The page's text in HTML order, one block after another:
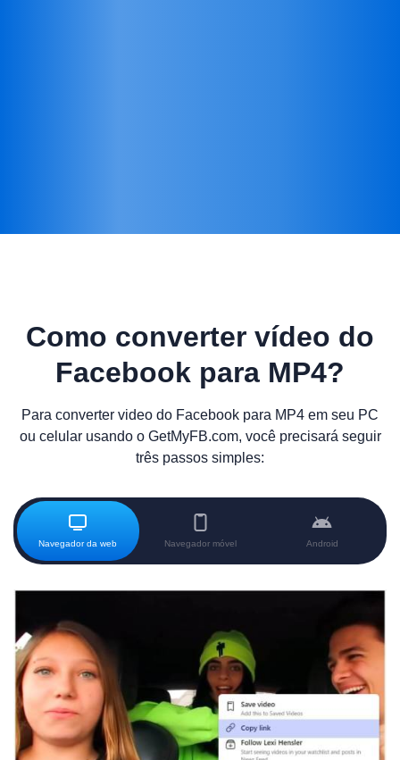
Como converter vídeo do
Facebook para MP4?
Para converter video do Facebook para MP4 em seu PC
ou celular usando o GetMyFB.com, você precisará seguir
três passos simples:
Navegador da web Navegador móvel Android